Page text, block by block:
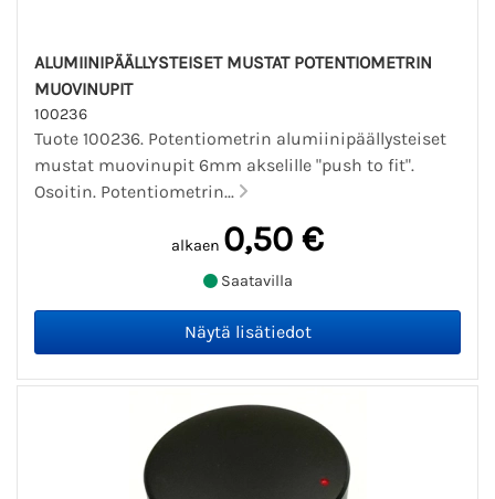
ALUMIINIPÄÄLLYSTEISET MUSTAT POTENTIOMETRIN
MUOVINUPIT
100236
Tuote 100236. Potentiometrin alumiinipäällysteiset
mustat muovinupit 6mm akselille "push to fit".
Osoitin. Potentiometrin...
alkaen 0,50 €
Saatavilla